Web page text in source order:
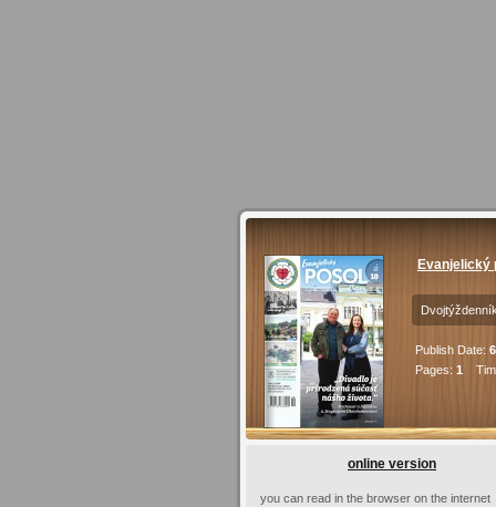
Evanjelický
Publish Date:
Pages: 1
online version
you can read in the browser on the internet